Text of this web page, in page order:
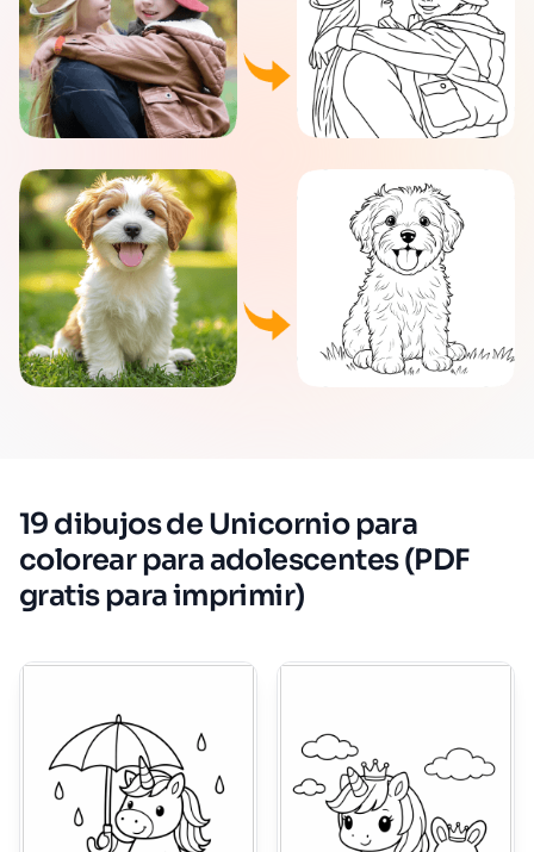
19 dibujos de Unicornio para
colorear para adolescentes (PDF
gratis para imprimir)